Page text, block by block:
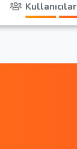
Giriş yap
Kullanıcılar